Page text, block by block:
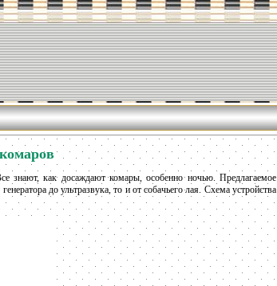
как досаждают комары, особенно ночью. Предлагаемое
до ультразвука, то и от собачьего лая. Схема устройства